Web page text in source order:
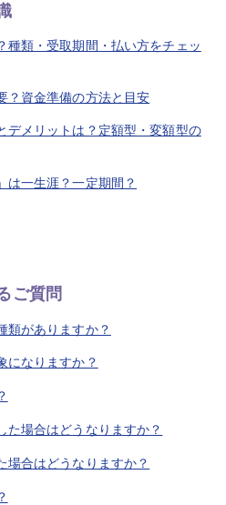
種類・受取期間・払い方をチェッ
？資金準備の方法と目安
デメリットは？定額型・変額型の
は一生涯？一定期間？
ご質問
類がありますか？
になりますか？
た場合はどうなりますか？
場合はどうなりますか？